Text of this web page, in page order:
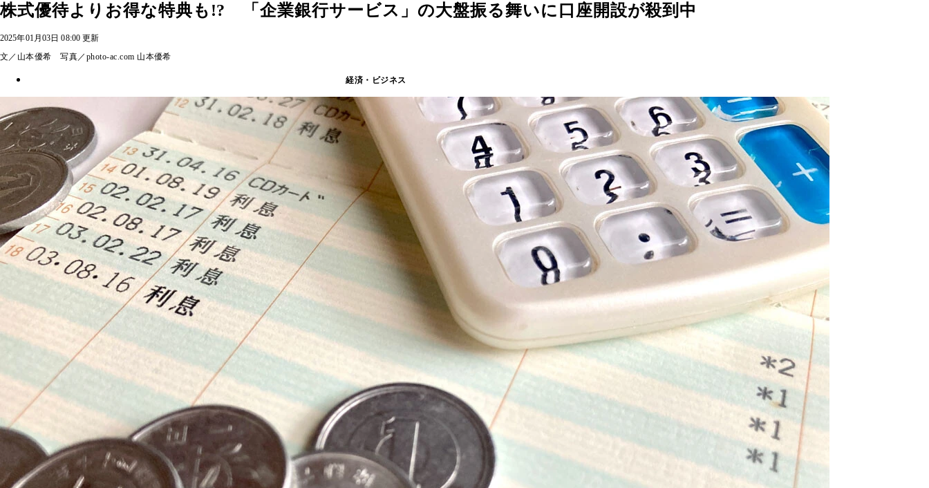
株式優待よりお得な特典も!? 「企業銀行サービス」の大盤振る舞いに口座開設が殺到中
2025年01月03日 08:00 更新
文／山本優希 写真／photo-ac.com 山本優希
経済・ビジネス